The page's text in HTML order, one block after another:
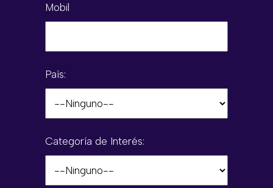
Mobil
País:
Categoría de Interés: